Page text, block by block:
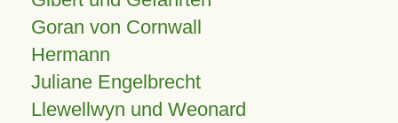
Goran von Cornwall
Hermann
Juliane Engelbrecht
Llewellwyn und Weonard